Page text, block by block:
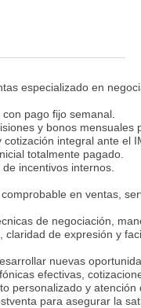
especializado en
pago fijo semanal.
y bonos mensuales
integral ante el
totalmente pagado.
incentivos internos.
en ventas,
de negociación,
claridad de expresión y
nuevas
efectivas,
personalizado y
para asegurar la